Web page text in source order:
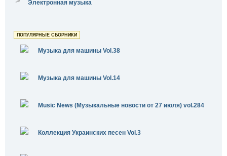
Электронная музыка
ПОПУЛЯРНЫЕ СБОРНИКИ
Музыка для машины Vol.38
Музыка для машины Vol.14
Music News (Музыкальные новости от 27 июля) vol.284
Коллекция Украинских песен Vol.3